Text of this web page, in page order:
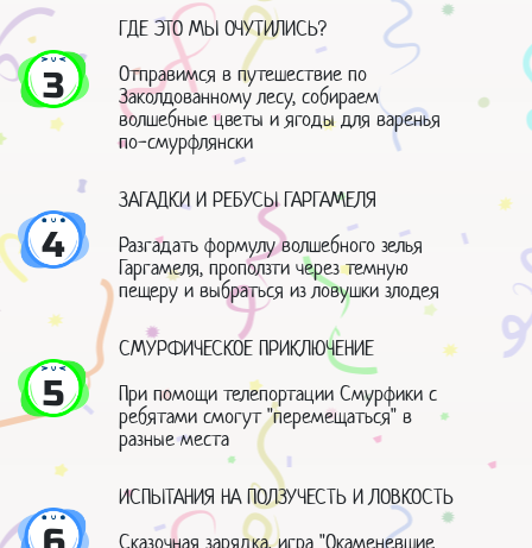
3
ГДЕ ЭТО МЫ ОЧУТИЛИСЬ?
Отправимся в путешествие по
Заколдованному лесу, собираем
волшебные цветы и ягоды для варенья
по-смурфлянски
4
ЗАГАДКИ И РЕБУСЫ ГАРГАМЕЛЯ
Разгадать формулу волшебного зелья
Гаргамеля, проползти через темную
пещеру и выбраться из ловушки злодея
5
СМУРФИЧЕСКОЕ ПРИКЛЮЧЕНИЕ
При помощи телепортации Смурфики с
ребятами смогут "перемещаться" в
разные места
ИСПЫТАНИЯ НА ПОЛЗУЧЕСТЬ И ЛОВКОСТЬ
Сказочная зарядка, игра "Окаменевшие